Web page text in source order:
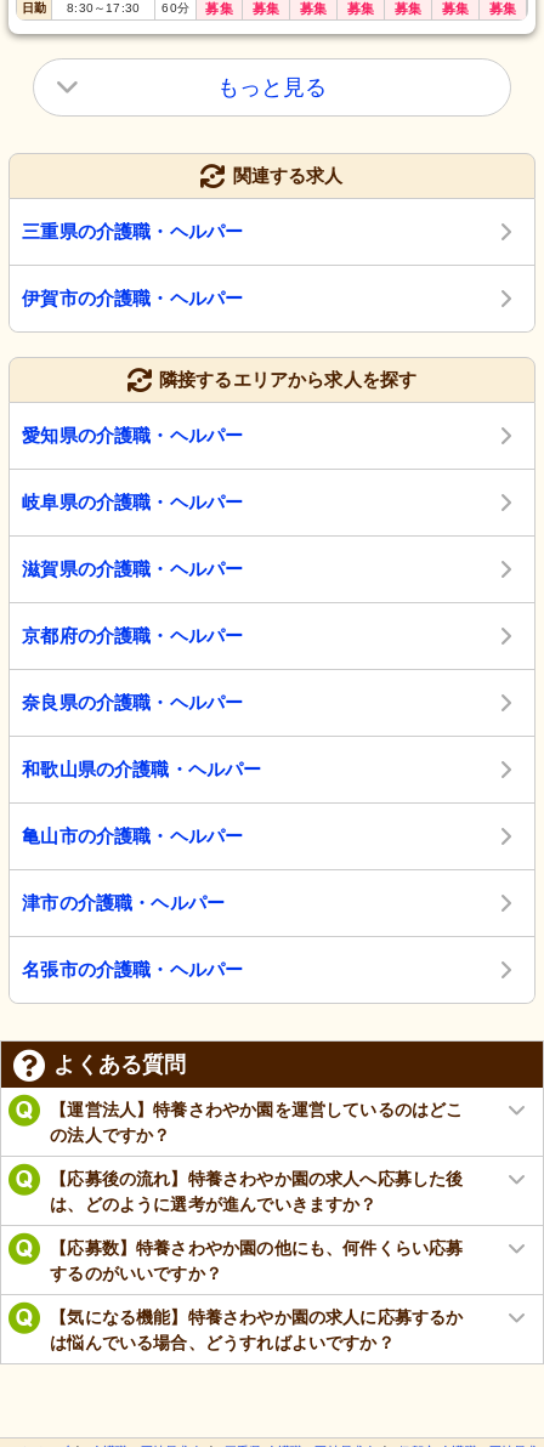
日勤
8:30～17:30 60分 募集 募集 募集 募集 募集 募集 募集
もっと見る
関連する求人
三重県の介護職・ヘルパー
伊賀市の介護職・ヘルパー
隣接するエリアから求人を探す
愛知県の介護職・ヘルパー
岐阜県の介護職・ヘルパー
滋賀県の介護職・ヘルパー
京都府の介護職・ヘルパー
奈良県の介護職・ヘルパー
和歌山県の介護職・ヘルパー
亀山市の介護職・ヘルパー
津市の介護職・ヘルパー
名張市の介護職・ヘルパー
よくある質問
【運営法人】特養さわやか園を運営しているのはどこ
の法人ですか？
【応募後の流れ】特養さわやか園の求人へ応募した後
は、どのように選考が進んでいきますか？
【応募数】特養さわやか園の他にも、何件くらい応募
するのがいいですか？
【気になる機能】特養さわやか園の求人に応募するか
は悩んでいる場合、どうすればよいですか？